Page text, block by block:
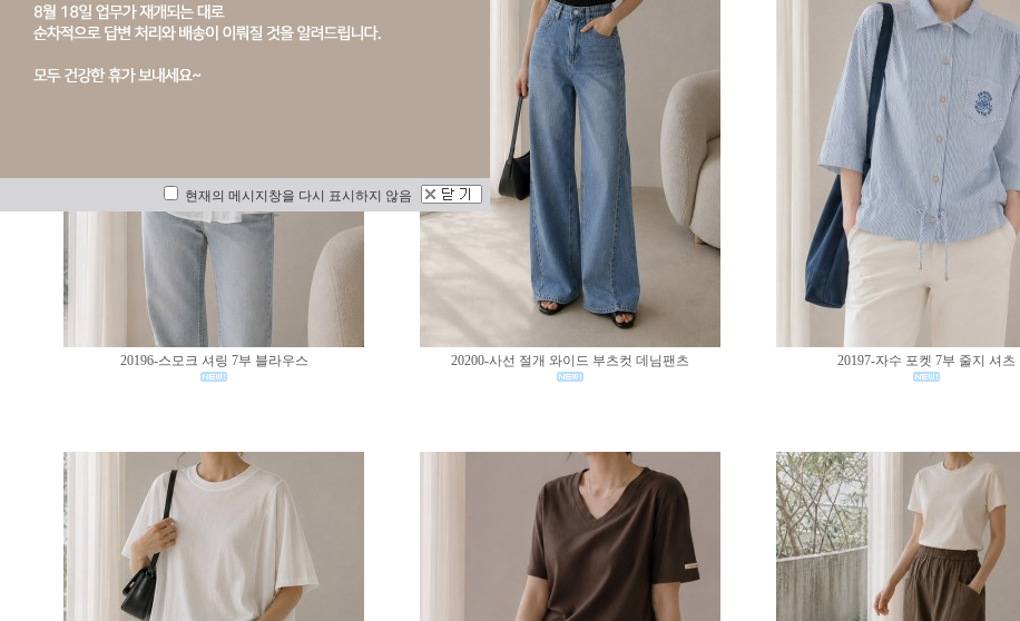
20196-스모크 셔링 7부 블라우스 20200-사선 절개 와이드 부츠컷 데님팬츠 20197-자수 포켓 7부 줄지 셔츠
현재의 메시지창을 다시 표시하지 않음